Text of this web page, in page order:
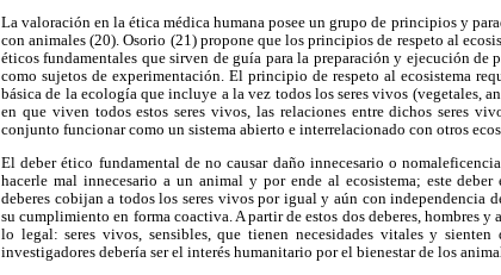
La valoración en la ética médica humana posee un grupo de principios y
con animales (20). Osorio (21) propone que los principios de respeto al
éticos fundamentales que sirven de guía para la preparación y ejecución
como sujetos de experimentación. El principio de respeto al ecosistema
básica de la ecología que incluye a la vez todos los seres vivos (vegetales,
en que viven todos estos seres vivos, las relaciones entre dichos seres
conjunto funcionar como un sistema abierto e interrelacionado con otros
El deber ético fundamental de no causar daño innecesario o
hacerle mal innecesario a un animal y por ende al ecosistema; este
deberes cobijan a todos los seres vivos por igual y aún con
su cumplimiento en forma coactiva. A partir de estos dos deberes, hombres
lo legal: seres vivos, sensibles, que tienen necesidades vitales y
investigadores debería ser el interés humanitario por el bienestar de los